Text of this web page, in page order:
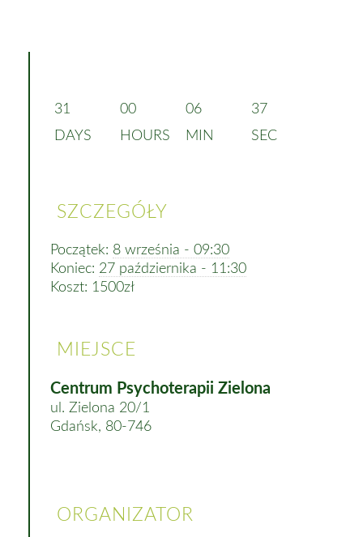
31
DAYS
00
HOURS
06
MIN
36
SEC
SZCZEGÓŁY
Początek: 8 września - 09:30
Koniec: 27 października - 11:30
Koszt: 1500zł
MIEJSCE
Centrum Psychoterapii Zielona
ul. Zielona 20/1
Gdańsk, 80-746
ORGANIZATOR